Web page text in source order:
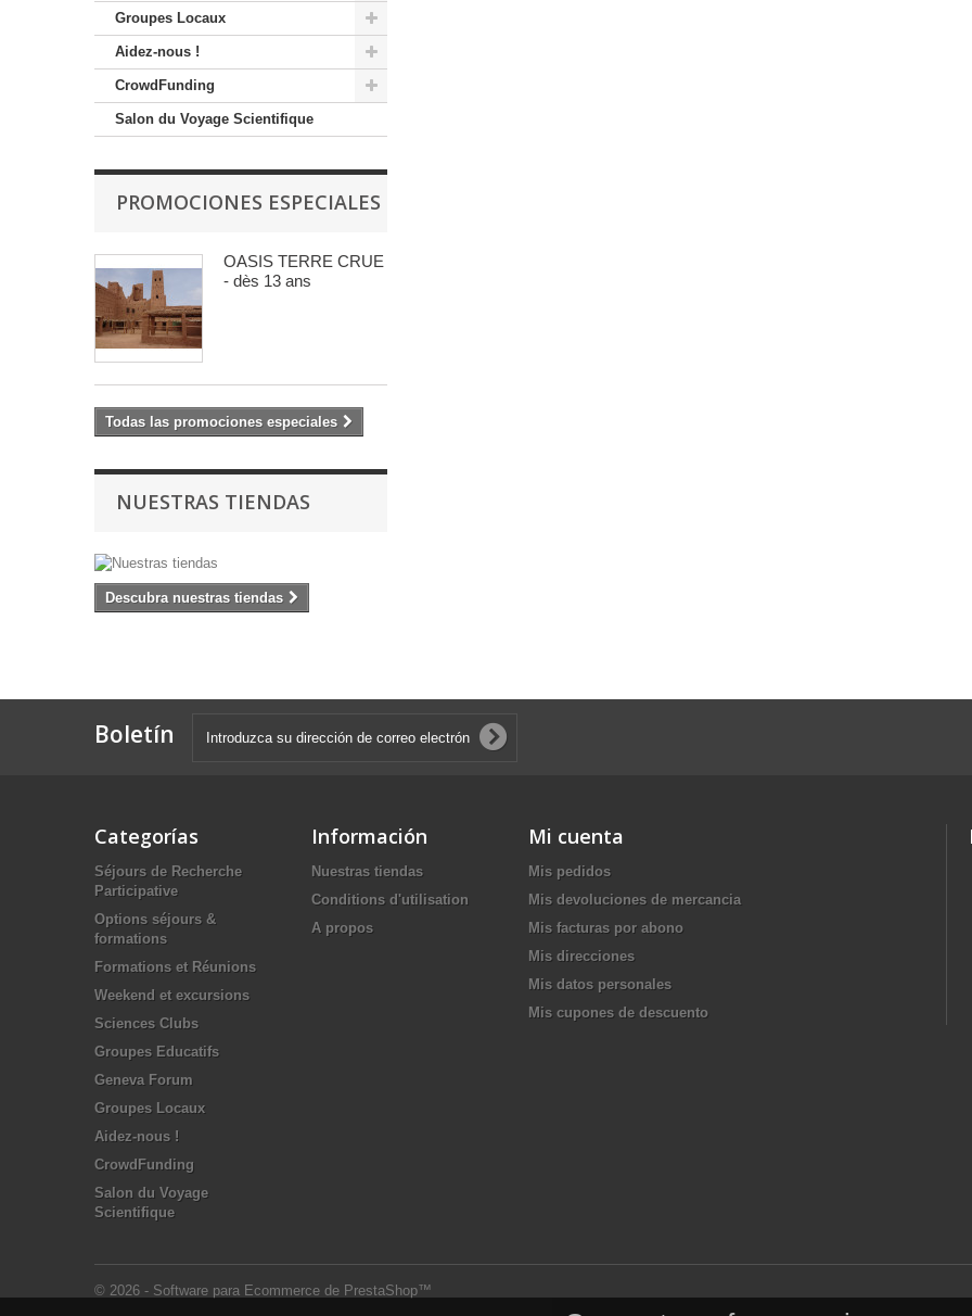
Groupes Locaux
Aidez-nous !
CrowdFunding
Salon du Voyage Scientifique
PROMOCIONES ESPECIALES
OASIS TERRE CRUE
- dès 13 ans
Todas las promociones especiales
NUESTRAS TIENDAS
Descubra nuestras tiendas
Boletín
Categorías
Séjours de Recherche
Participative
Options séjours &
formations
Formations et Réunions
Weekend et excursions
Sciences Clubs
Groupes Educatifs
Geneva Forum
Groupes Locaux
Aidez-nous !
CrowdFunding
Salon du Voyage
Scientifique
Información
Nuestras tiendas
Conditions d'utilisation
A propos
© 2026 - Software para Ecommerce de PrestaShop™
Mi cuenta
Mis pedidos
Mis devoluciones de mercancia
Mis facturas por abono
Mis direcciones
Mis datos personales
Mis cupones de descuento